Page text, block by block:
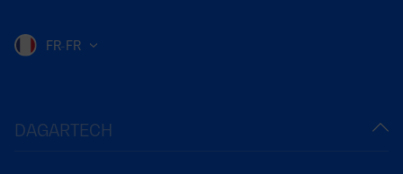
DAGARTECH
FR-FR